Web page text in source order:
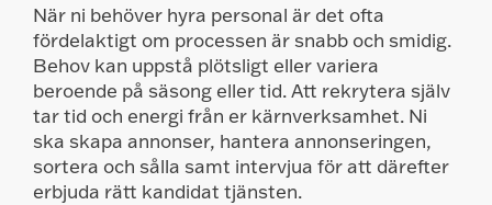
Kontakta oss
När ni behöver hyra personal är det ofta
fördelaktigt om processen är snabb och smidig.
Behov kan uppstå plötsligt eller variera
beroende på säsong eller tid. Att rekrytera själv
tar tid och energi från er kärnverksamhet. Ni
ska skapa annonser, hantera annonseringen,
sortera och sålla samt intervjua för att därefter
erbjuda rätt kandidat tjänsten.